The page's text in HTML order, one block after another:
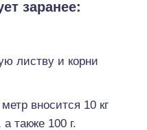
заранее:
листву и корни
вносится 10 кг
также 100 г.